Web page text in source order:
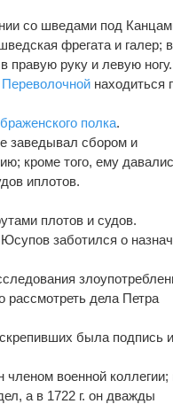
со шведами под
фрегата и галер;
правую руку и левую ногу.
Переволочной находиться
полка.
заведывал сбором и
кроме того, ему
иплотов.
плотов и судов.
заботился о
дела Петра
была подпись и
членом военной коллегии;
а в 1722 г. он дважды